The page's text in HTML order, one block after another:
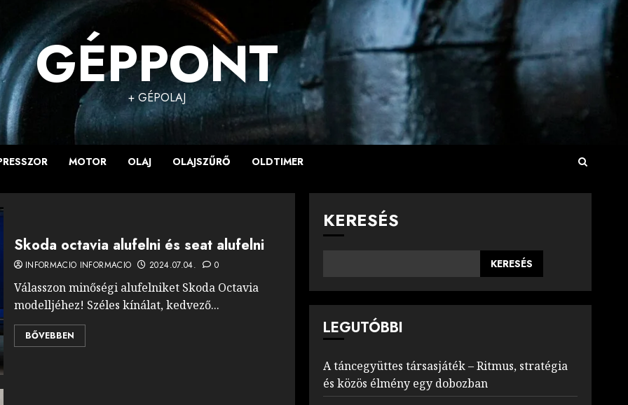
GÉPPONT
+ GÉPOLAJ
MOTOR OLAJ OLAJSZŰRŐ OLDTIMER
Skoda octavia alufelni és seat alufelni
INFORMACIO INFORMACIO 2024.07.04. 0
Válasszon minőségi alufelniket Skoda Octavia
modelljéhez! Széles kínálat, kedvező...
BŐVEBBEN
KERESÉS
KERESÉS
LEGUTÓBBI
A táncegyüttes társasjáték – Ritmus, stratégia
és közös élmény egy dobozban